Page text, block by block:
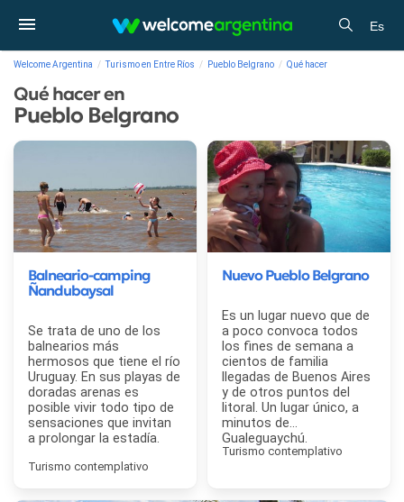
Es
Welcome Argentina Turismo en Entre Ríos Pueblo Belgrano Qué hacer
Qué hacer en
Pueblo Belgrano
Balneario-camping
Ñandubaysal
Se trata de uno de los
balnearios más
hermosos que tiene el río
Uruguay. En sus playas de
doradas arenas es
posible vivir todo tipo de
sensaciones que invitan
a prolongar la estadía.
Turismo contemplativo
Nuevo Pueblo Belgrano
Es un lugar nuevo que de
a poco convoca todos
los fines de semana a
cientos de familia
llegadas de Buenos Aires
y de otros puntos del
litoral. Un lugar único, a
minutos de
Gualeguaychú.
Turismo contemplativo